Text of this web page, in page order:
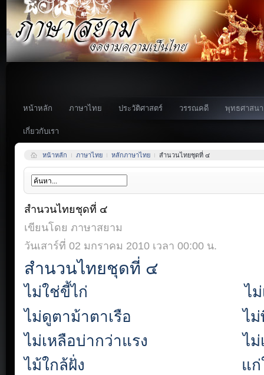
หน้าหลัก ภาษาไทย ประวัติศาสตร์ วรรณคดี พุทธศาสนา
เกี่ยวกับเรา
หน้าหลัก ภาษาไทย หลักภาษาไทย สำนวนไทยชุดที่ ๔
สำนวนไทยชุดที่ ๔
เขียนโดย ภาษาสยาม
วันเสาร์ที่ 02 มกราคม 2010 เวลา 00:00 น.
สำนวนไทยชุดที่ ๔
ไม่ใช่ขี้ไก่
ไ
ไม่ดูตาม้าตาเรือ
ไ
ไม่เหลือบ่ากว่าแรง
ไ
ไม้ใกล้ฝั่ง
แ